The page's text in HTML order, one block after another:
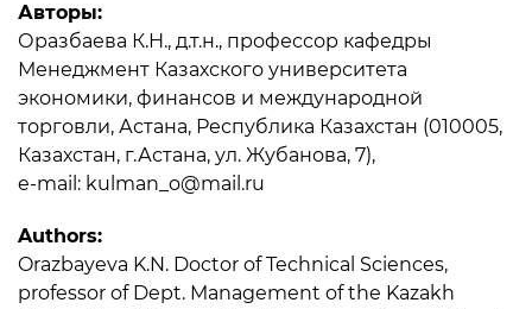
Авторы:
Оразбаева К.Н., д.т.н., профессор кафедры
Менеджмент Казахского университета
экономики, финансов и международной
торговли, Астана, Республика Казахстан (010005,
Казахстан, г.Астана, ул. Жубанова, 7),
e-mail: kulman_o@mail.ru
Authors:
Orazbayeva K.N. Doctor of Technical Sciences,
professor of Dept. Management of the Kazakh